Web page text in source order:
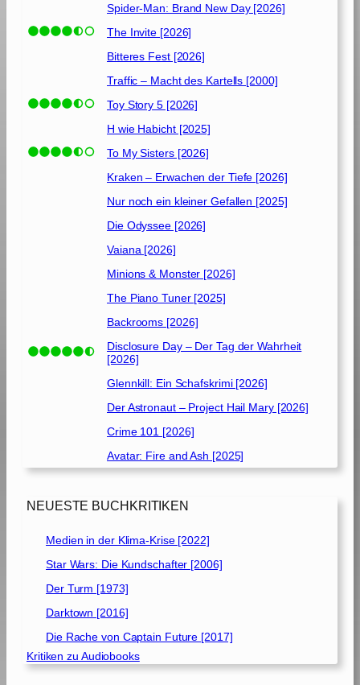
Spider-Man: Brand New Day [2026]
The Invite [2026]
Bitteres Fest [2026]
Traffic – Macht des Kartells [2000]
Toy Story 5 [2026]
H wie Habicht [2025]
To My Sisters [2026]
Kraken – Erwachen der Tiefe [2026]
Nur noch ein kleiner Gefallen [2025]
Die Odyssee [2026]
Vaiana [2026]
Minions & Monster [2026]
The Piano Tuner [2025]
Backrooms [2026]
Disclosure Day – Der Tag der Wahrheit
[2026]
Glennkill: Ein Schafskrimi [2026]
Der Astronaut – Project Hail Mary [2026]
Crime 101 [2026]
Avatar: Fire and Ash [2025]
NEUESTE BUCHKRITIKEN
Medien in der Klima-Krise [2022]
Star Wars: Die Kundschafter [2006]
Der Turm [1973]
Darktown [2016]
Die Rache von Captain Future [2017]
Kritiken zu Audiobooks